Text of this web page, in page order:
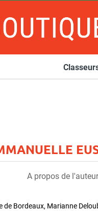
A propos de l'auteur
Bordeaux, Marianne